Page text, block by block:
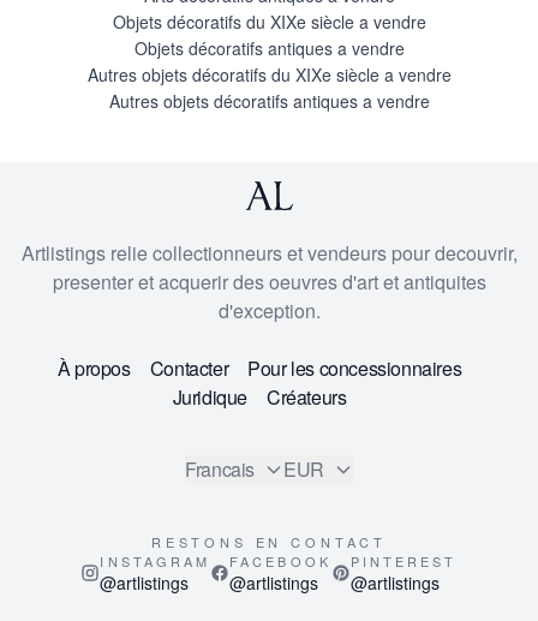
Objets décoratifs du XIXe siècle a vendre
Objets décoratifs antiques a vendre
Autres objets décoratifs du XIXe siècle a vendre
Autres objets décoratifs antiques a vendre
Artlistings relie collectionneurs et vendeurs pour decouvrir,
presenter et acquerir des oeuvres d'art et antiquites
d'exception.
À propos Contacter
Pour les concessionnaires
Juridique
Créateurs
Francais EUR
RESTONS EN CONTACT
INSTAGRAM
@artlistings
FACEBOOK
@artlistings
PINTEREST
@artlistings